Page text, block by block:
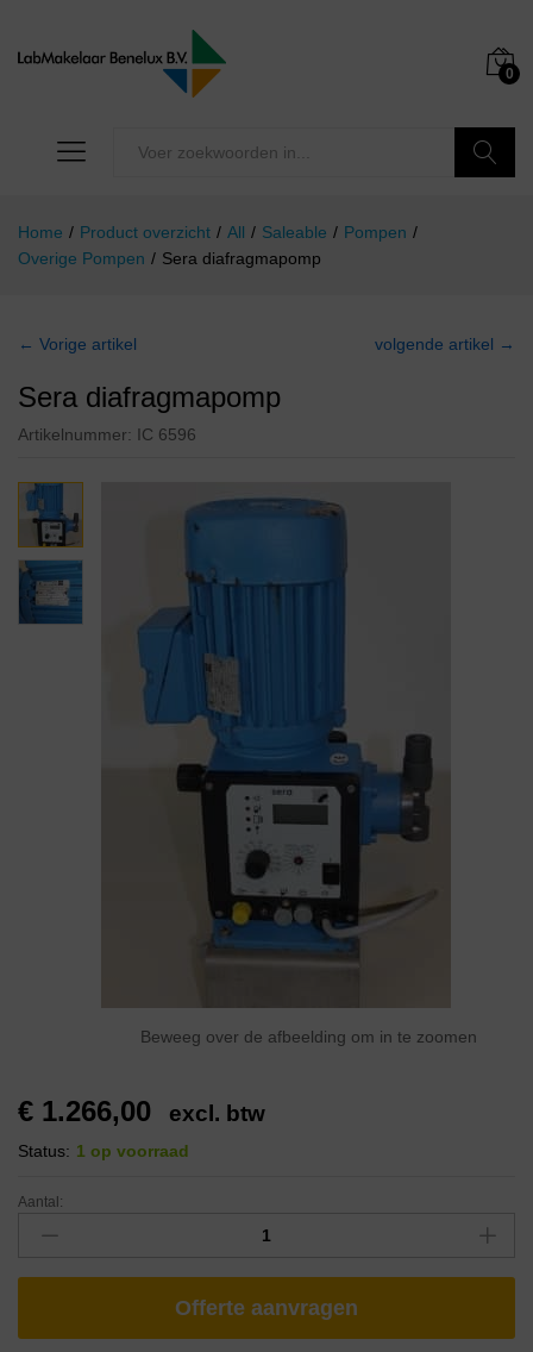
0
Home / Product overzicht / All / Saleable / Pompen /
Overige Pompen / Sera diafragmapomp
← Vorige artikel volgende artikel →
Sera diafragmapomp
Artikelnummer: IC 6596
Beweeg over de afbeelding om in te zoomen
€ 1.266,00 excl. btw
Status: 1 op voorraad
Aantal:
Offerte aanvragen